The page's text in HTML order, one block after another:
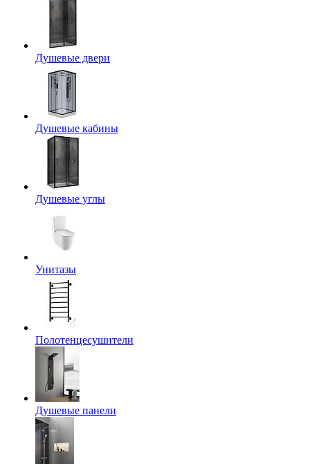
Душевые двери
Душевые кабины
Душевые углы
Унитазы
Полотенцесушители
Душевые панели